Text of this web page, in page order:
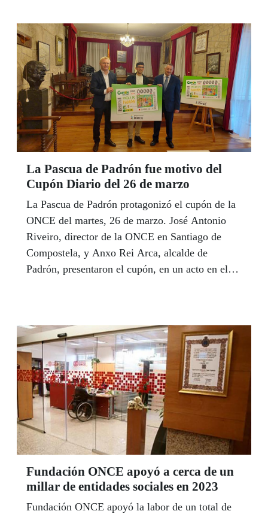
La Pascua de Padrón fue motivo del
Cupón Diario del 26 de marzo
La Pascua de Padrón protagonizó el cupón de la
ONCE del martes, 26 de marzo. José Antonio
Riveiro, director de la ONCE en Santiago de
Compostela, y Anxo Rei Arca, alcalde de
Padrón, presentaron el cupón, en un acto en el
miembros de la Corporación.
Fundación ONCE apoyó a cerca de un
millar de entidades sociales en 2023
Fundación ONCE apoyó la labor de un total de